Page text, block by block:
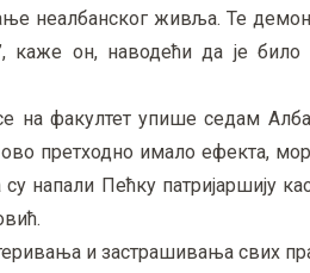
неалбанског живља. Те
он, наводећи да је било
на факултет упише седам
претходно имало ефекта,
напали Пећку патријаршију
и застрашивања свих